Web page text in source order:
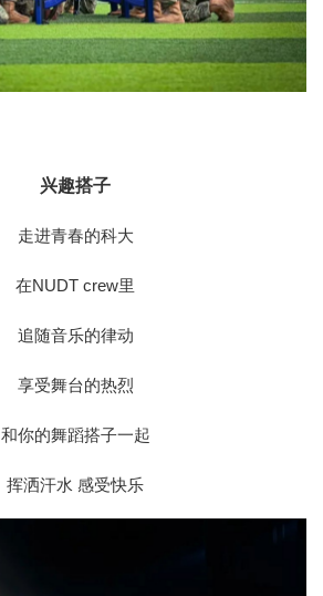
兴趣搭子
走进青春的科大
在NUDT crew里
追随音乐的律动
享受舞台的热烈
和你的舞蹈搭子一起
挥洒汗水 感受快乐